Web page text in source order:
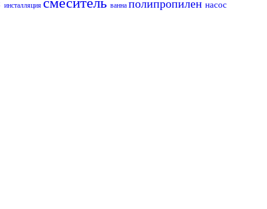
инсталляция ванна полипропилен насос